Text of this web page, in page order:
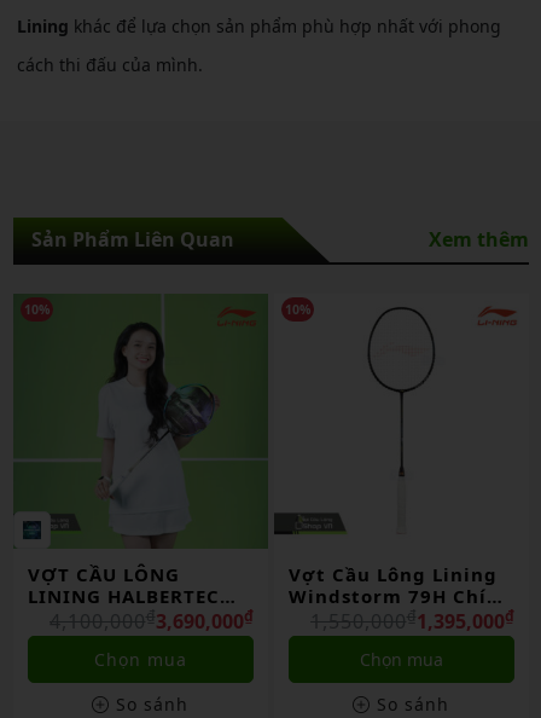
Lining khác để lựa chọn sản phẩm phù hợp nhất với phong
cách thi đấu của mình.
Sản Phẩm Liên Quan Xem thêm
10%
Vợt Cầu Lông Lining
Windstorm 79H Chính
Hãng
1,395,000₫
1,550,000₫
Chọn mua
So sánh
10%
Vợt Cầu Lông Lining
Turbo Charging 50d
Chính Hãng 1,575,000₫
1,750,000₫
Chọn mua
So sánh